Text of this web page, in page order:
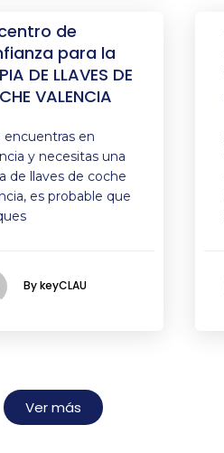
de
para la
DE LLAVES DE
VALENCIA
encuentras en
y necesitas una
de llaves de coche
es probable que
By keyCLAU
Ver más